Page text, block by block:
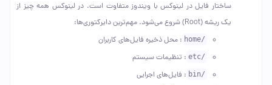
ساختار فایل در لینوکس با ویندوز متفاوت است. در لینوکس همه چیز از
یک ریشه (Root) شروع می‌شود. مهم‌ترین دایرکتوری‌ها:
/home : محل ذخیره فایل‌های کاربران
/etc : تنظیمات سیستم
/bin : فایل‌های اجرایی